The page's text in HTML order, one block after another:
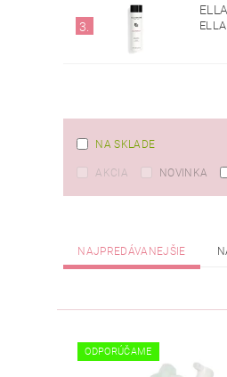
3.
NA SKLADE
AKCIA NOVINKA
NAJPREDÁVANEJŠIE
ODPORÚČAME